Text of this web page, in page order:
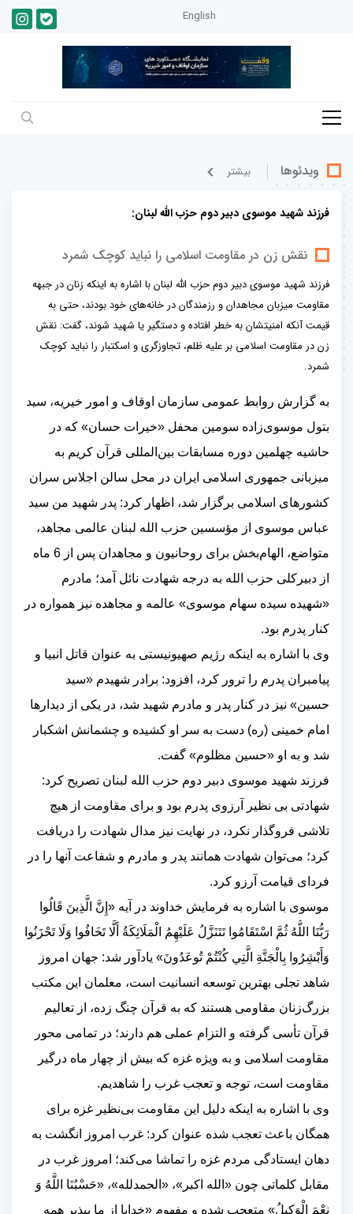
English
ویدئوها بيشتر
فرزند شهید موسوی دبیر دوم حزب الله لبنان:
نقش زن در مقاومت اسلامی را نباید کوچک شمرد
فرزند شهید موسوی دبیر دوم حزب الله لبنان با اشاره به اینکه زنان در جبهه
مقاومت میزبان مجاهدان و رزمندگان در خانه‌های خود بودند، حتی به
قیمت آنکه امنیتشان به خطر افتاده و دستگیر یا شهید شوند، گفت: نقش
زن در مقاومت اسلامی بر علیه ظلم، تجاوزگری و اسکتبار را نباید کوچک
شمرد.
به گزارش روابط عمومی سازمان اوقاف و امور خیریه، سید
بتول موسوی‌زاده سومین محفل «خیرات حسان» که در
حاشیه چهلمین دوره مسابقات بین‌المللی قرآن کریم به
میزبانی جمهوری اسلامی ایران در محل سالن اجلاس سران
کشورهای اسلامی برگزار شد، اظهار کرد: پدر شهید من سید
عباس موسوی از مؤسسین حزب الله لبنان عالمی مجاهد،
متواضع، الهام‌بخش برای روحانیون و مجاهدان پس از 6 ماه
از دبیرکلی حزب الله به درجه شهادت نائل آمد؛ مادرم
«شهیده سیده سهام موسوی» عالمه و مجاهده نیز همواره در
کنار پدرم بود.
وی با اشاره به اینکه رژیم صهیونیستی به عنوان قاتل انبیا و
پیامبران پدرم را ترور کرد، افزود: برادر شهیدم «سید
حسین» نیز در کنار پدر و مادرم شهید شد، در یکی از دیدارها
امام خمینی (ره) دست به سر او کشیده و چشمانش اشکبار
شد و به او «حسین مظلوم» گفت.
فرزند شهید موسوی دبیر دوم حزب الله لبنان تصریح کرد:
شهادتی بی نظیر آرزوی پدرم بود و برای مقاومت از هیچ
تلاشی فروگذار نکرد، در نهایت نیز مدال شهادت را دریافت
کرد؛ می‌توان شهادت همانند پدر و مادرم و شفاعت آنها را در
فردای قیامت آرزو کرد.
موسوی با اشاره به فرمایش خداوند در آیه «إِنَّ الَّذِينَ قَالُوا
رَبُّنَا اللَّهُ ثُمَّ اسْتَقَامُوا تَتَنَزَّلُ عَلَيْهِمُ الْمَلَائِكَةُ أَلَّا تَخَافُوا وَلَا تَحْزَنُوا
وَأَبْشِرُوا بِالْجَنَّةِ الَّتِي كُنْتُمْ تُوعَدُونَ» یادآور شد: جهان امروز
شاهد تجلی بهترین توسعه انسانیت است، معلمان این مکتب
بزرگ‌زنان مقاومی هستند که به قرآن چنگ زده، از تعالیم
قرآن تأسی گرفته و التزام عملی هم دارند؛ در تمامی محور
مقاومت اسلامی و به ویژه غزه که بیش از چهار ماه درگیر
مقاومت است، توجه و تعجب غرب را شاهدیم.
وی با اشاره به اینکه دلیل این مقاومت بی‌نظیر غزه برای
همگان باعث تعجب شده عنوان کرد: غرب امروز انگشت به
دهان ایستادگی مردم غزه را تماشا می‌کند؛ امروز غرب در
مقابل کلماتی چون «الله اکبر»، «الحمدلله»، «حَسْبُنَا اللَّهُ وَ
نِعْمَ الْوَکیلُ» متعجب شده و مفهوم «خدایا از ما بپذیر همه